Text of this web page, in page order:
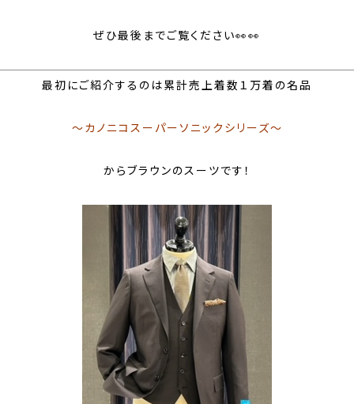
ぜひ最後までご覧ください👀👀
最初にご紹介するのは累計売上着数１万着の名品
～カノニコスーパーソニックシリーズ～
からブラウンのスーツです！